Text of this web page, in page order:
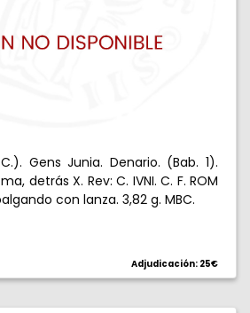
Gens Junia. Denario. (Bab. 1).
detrás X. Rev: C. IVNI. C. F. ROM
con lanza. 3,82 g. MBC.
Adjudicación: 25€